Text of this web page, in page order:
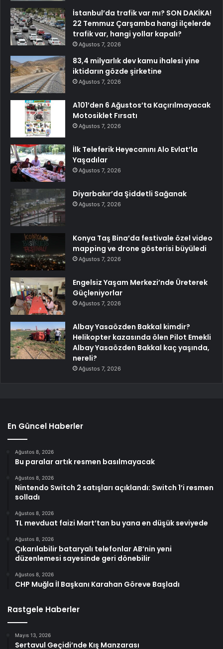
İstanbul’da trafik var mı? SON DAKİKA!
22 Temmuz Çarşamba hangi ilçelerde
trafik var, hangi yollar kapalı?
Ağustos 7, 2026
83,4 milyarlık dev kamu ihalesi yine
iktidarın gözde şirketine
Ağustos 7, 2026
A101’den 6 Ağustos’ta Kaçırılmayacak
Motosiklet Fırsatı
Ağustos 7, 2026
İlk Teleferik Heyecanını Alo Evlat’la
Yaşadılar
Ağustos 7, 2026
Diyarbakır’da Şiddetli Sağanak
Ağustos 7, 2026
Konya Taş Bina’da festivale özel video
mapping ve drone gösterisi büyüledi
Ağustos 7, 2026
Engelsiz Yaşam Merkezi’nde Üreterek
Güçleniyorlar
Ağustos 7, 2026
Albay Yasaözden Bakkal kimdir?
Helikopter kazasında ölen Pilot Emekli
Albay Yasaözden Bakkal kaç yaşında,
nereli?
Ağustos 7, 2026
En Güncel Haberler
Ağustos 8, 2026
Bu paralar artık resmen basılmayacak
Ağustos 8, 2026
Nintendo Switch 2 satışları açıklandı: Switch 1’i resmen
solladı
Ağustos 8, 2026
TL mevduat faizi Mart’tan bu yana en düşük seviyede
Ağustos 8, 2026
Çıkarılabilir bataryalı telefonlar AB’nin yeni
düzenlemesi sayesinde geri dönebilir
Ağustos 8, 2026
CHP Muğla İl Başkanı Karahan Göreve Başladı
Rastgele Haberler
Mayıs 13, 2026
Sertavul Geçidi’nde Kış Manzarası